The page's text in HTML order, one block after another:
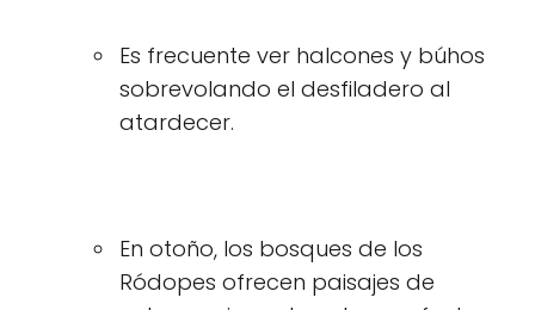
Es frecuente ver halcones y búhos
sobrevolando el desfiladero al
atardecer.
En otoño, los bosques de los
Ródopes ofrecen paisajes de